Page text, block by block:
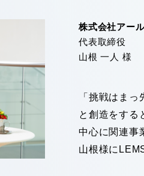
株式会社アー
代表取締役
山根 一人 様
「挑戦はま
と創造をする
中心に関連事
山根様に